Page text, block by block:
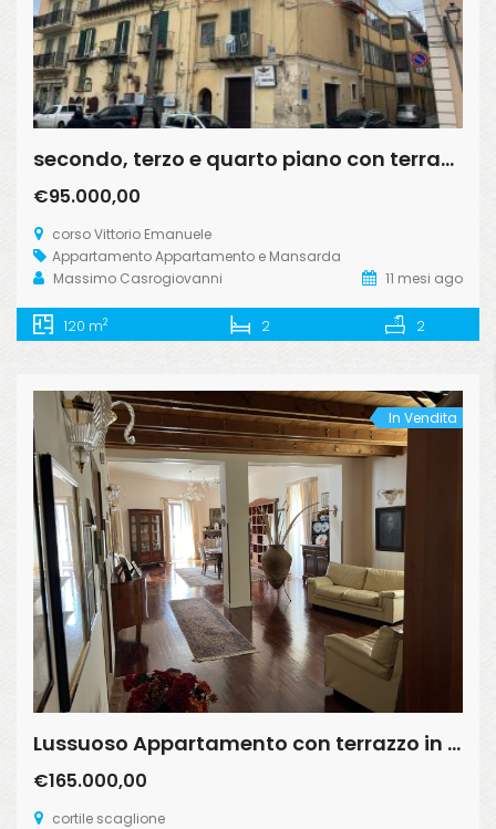
secondo, terzo e quarto piano con terrazzo corso Vottorio Emanuele
€95.000,00
corso Vittorio Emanuele
AppartamentoAppartamento e Mansarda
Massimo Casrogiovanni
11 mesi ago
120 m2 2 2
In Vendita
Lussuoso Appartamento con terrazzo in centro storico
€165.000,00
cortile scaglione